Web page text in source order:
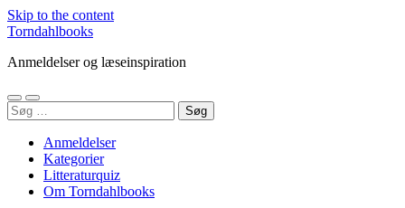
Skip to the content
Torndahlbooks
Anmeldelser og læseinspiration
Toggle
mobile
Toggle
search
Søg
efter:
Anmeldelser
Kategorier
Litteraturquiz
Om Torndahlbooks